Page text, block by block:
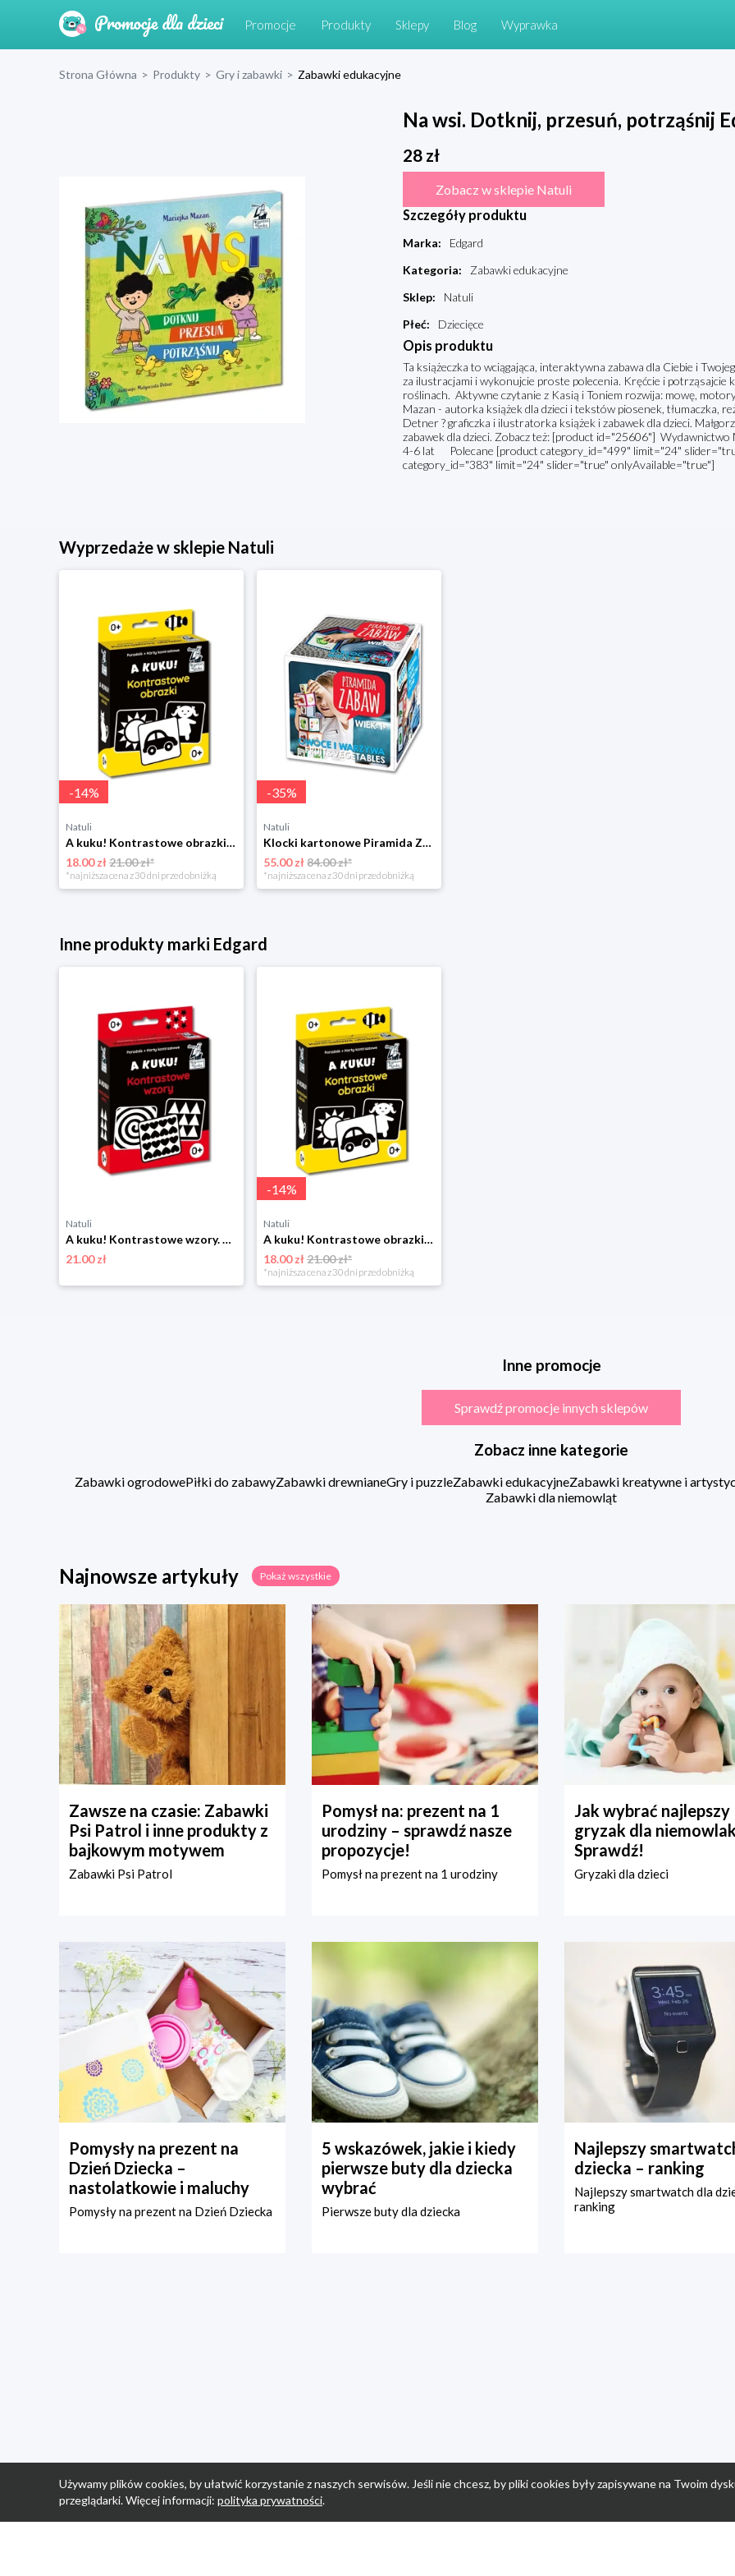
Promocje Produkty Sklepy Blog Wyprawka
Strona Główna > Produkty > Gry i zabawki > Zabawki edukacyjne
Na wsi. Dotknij, przesuń, potrząśnij
28zł
Zobacz w sklepie Natuli
Szczegóły produktu
Marka:
Edgard
Kategoria:
Zabawki edukacyjne
Sklep:
Natuli
Płeć: Dziecięce
Opis produktu
Ta książeczka to wciągająca, interaktywna zabawa dla Ciebie i
za ilustracjami i wykonujcie proste polecenia. Kręćcie i potrząsajcie
roślinach. Aktywne czytanie z Kasią i Toniem rozwija: mowę,
Mazan - autorka książek dla dzieci i tekstów piosenek, tłumaczka,
Detner ? graficzka i ilustratorka książek i zabawek dla dzieci.
zabawek dla dzieci. Zobacz też: [product id="25606"] Wydawnictwo
4-6 lat Polecane [product category_id="499" limit="24"
category_id="383" limit="24" slider="true" onlyAvailable="true"]
Wyprzedaże w sklepie Natuli
-14%
Natuli
A kuku! Kontrastowe obrazki. Karty kontrastowe + poradnik 0+ Edgard
18.00 zł21.00 zł*
*najniższa cena z 30 dni przed obniżką
-35%
Natuli
Klocki kartonowe Piramida Zabaw. Owoce i Warzywa Piramida zabaw
55.00 zł84.00 zł*
*najniższa cena z 30 dni przed obniżką
Inne produkty marki Edgard
Natuli
A kuku! Kontrastowe wzory. Karty kontrastowe + poradnik 0+ Edgard
21.00 zł
-14%
Natuli
A kuku! Kontrastowe obrazki. Karty kontrastowe + poradnik 0+ Edgard
18.00 zł21.00 zł*
*najniższa cena z 30 dni przed obniżką
Inne promocje
Sprawdź promocje innych sklepów
Zobacz inne kategorie
Zabawki ogrodowePiłki do zabawyZabawki drewnianeGry i puzzleZabawki edukacyjneZabawki kreatywne i
Zabawki dla niemowląt
Najnowsze artykuły Pokaż wszystkie
Zawsze na czasie: Zabawki
Psi Patrol i inne produkty z
bajkowym motywem
Zabawki Psi Patrol
Pomysł na: prezent na 1
urodziny – sprawdź nasze
propozycje!
Pomysł na prezent na 1 urodziny
Jak wybrać najlepszy
gryzak dla
Sprawdź!
Gryzaki dla dzieci
Pomysły na prezent na
Dzień Dziecka –
nastolatkowie i maluchy
Pomysły na prezent na Dzień Dziecka
5 wskazówek, jakie i kiedy
pierwsze buty dla dziecka
wybrać
Pierwsze buty dla dziecka
Najlepszy
dziecka – ranking
Najlepszy smartwatch dla
ranking
Używamy plików cookies, by ułatwić korzystanie z naszych serwisów. Jeśli nie chcesz, by pliki cookies były zapisywane na Twoim
przeglądarki. Więcej informacji: polityka prywatności.